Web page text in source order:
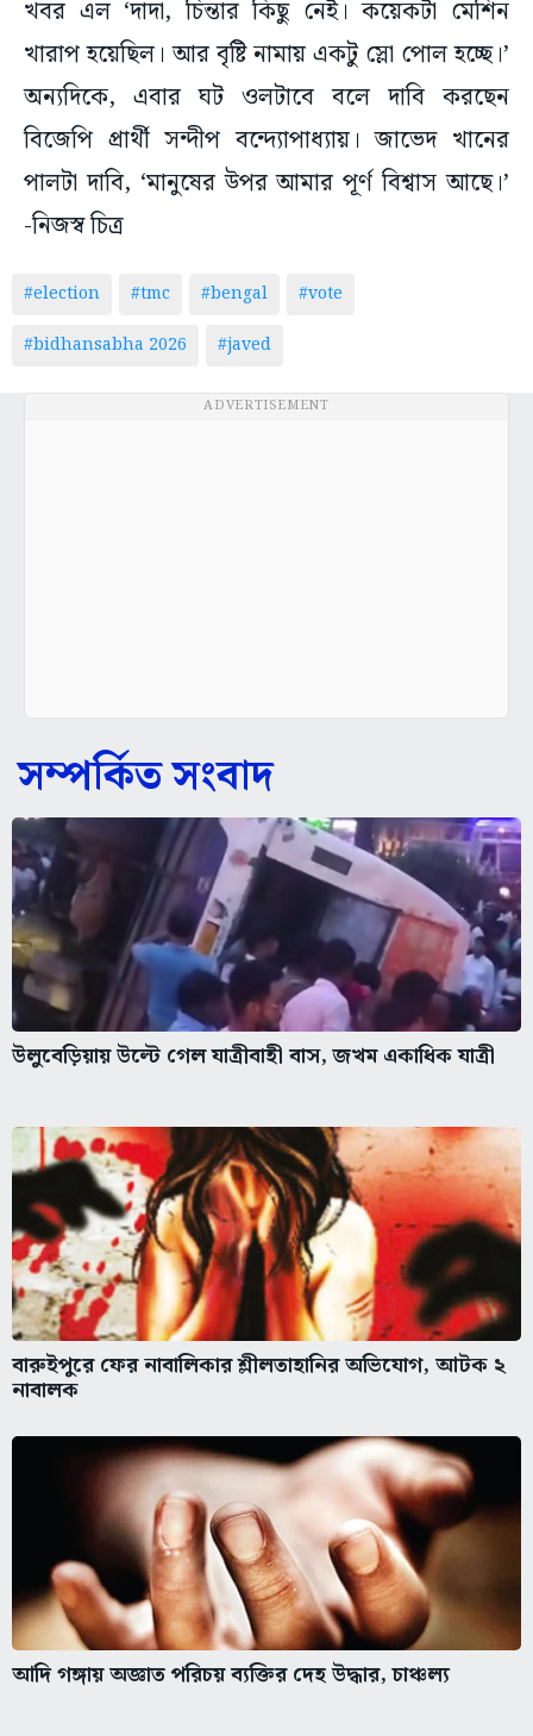
খবর এল ‘দাদা, চিন্তার কিছু নেই। কয়েকটা মেশিন
খারাপ হয়েছিল। আর বৃষ্টি নামায় একটু স্লো পোল হচ্ছে।’
অন্যদিকে, এবার ঘট ওলটাবে বলে দাবি করছেন
বিজেপি প্রার্থী সন্দীপ বন্দ্যোপাধ্যায়। জাভেদ খানের
পালটা দাবি, ‘মানুষের উপর আমার পূর্ণ বিশ্বাস আছে।’
-নিজস্ব চিত্র
#election #tmc #bengal
#vote
#bidhansabha 2026
#javed
ADVERTISEMENT
সম্পর্কিত সংবাদ
উলুবেড়িয়ায় উল্টে গেল যাত্রীবাহী বাস, জখম একাধিক যাত্রী
বারুইপুরে ফের নাবালিকার শ্লীলতাহানির অভিযোগ, আটক ২
নাবালক
আদি গঙ্গায় অজ্ঞাত পরিচয় ব্যক্তির দেহ উদ্ধার, চাঞ্চল্য